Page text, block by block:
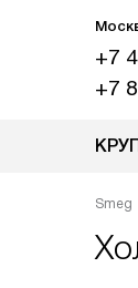
+7
+7
Smeg